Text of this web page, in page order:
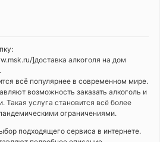
]доставка алкоголя на дом
всё популярнее в современном мире.
возможность заказать алкоголь и
Такая услуга становится всё более
ограничениями.
подходящего сервиса в интернете.